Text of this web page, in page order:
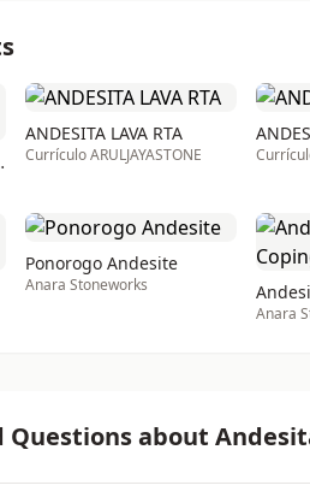
RTM
ANDESITA LAVA RTA
Currículo ARULJAYASTONE
Ponorogo Andesite
Anara Stoneworks
Anara
Questions about